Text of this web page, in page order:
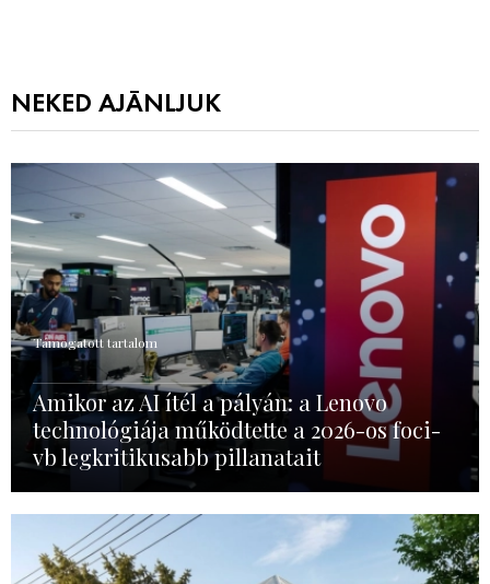
NEKED AJÁNLJUK
Támogatott tartalom
Amikor az AI ítél a pályán: a Lenovo
technológiája működtette a 2026-os foci-
vb legkritikusabb pillanatait